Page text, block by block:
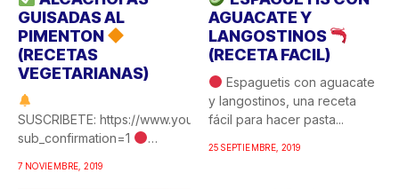
GUISADAS AL
PIMENTON
(RECETAS
VEGETARIANAS)
SUSCRIBETE: https://www.youtube.com/c/COCINAFACILYRICA?
sub_confirmation=1
pimentón, una de esas
7 NOVIEMBRE, 2019
AGUACATE Y
LANGOSTINOS
(RECETA FACIL)
Espaguetis con aguacate
y langostinos, una receta
fácil para hacer pasta...
25 SEPTIEMBRE, 2019